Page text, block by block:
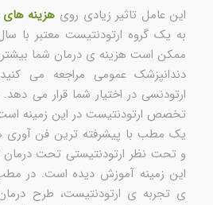
این عامل تاثیر زیادی روی هزینه
به یک گروه ارتودنتیست معتبر با
ممکن است هزینه ی درمان شما بیشتر
دندانپزشک عمومی مراجعه می
ارتودنسی در اختیار شما قرار می
تخصص ارتودنتیست در این زمینه
یک مطب با پیشرفته ترین فن آوری
و تحت نظر ارتودنتیستی تحت درمان
این زمینه آموزش دیده است. در
ی تجربه ی ارتودنتیست، طرح